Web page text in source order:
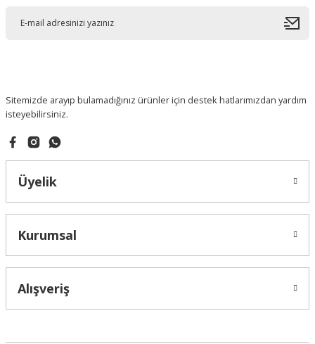
Sitemizde arayıp bulamadığınız ürünler için destek hatlarımızdan yardım
isteyebilirsiniz.
Üyelik
Kurumsal
Alışveriş